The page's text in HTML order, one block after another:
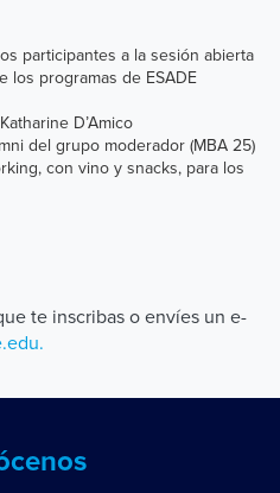
participantes a la sesión abierta
programas de ESADE
D’Amico
del grupo moderador (MBA 25)
con vino y snacks, para los
te inscribas o envíes un e-